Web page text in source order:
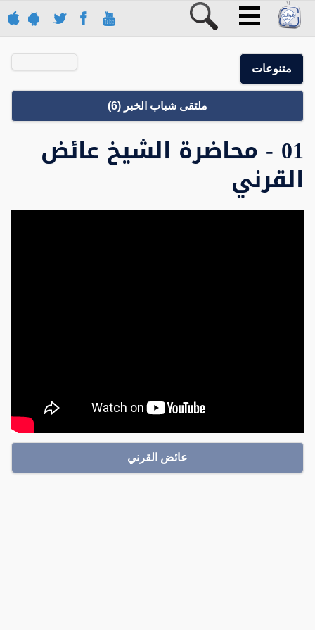
متنوعات
ملتقى شباب الخبر (6)
01 - محاضرة الشيخ عائض
القرني
عائض القرني